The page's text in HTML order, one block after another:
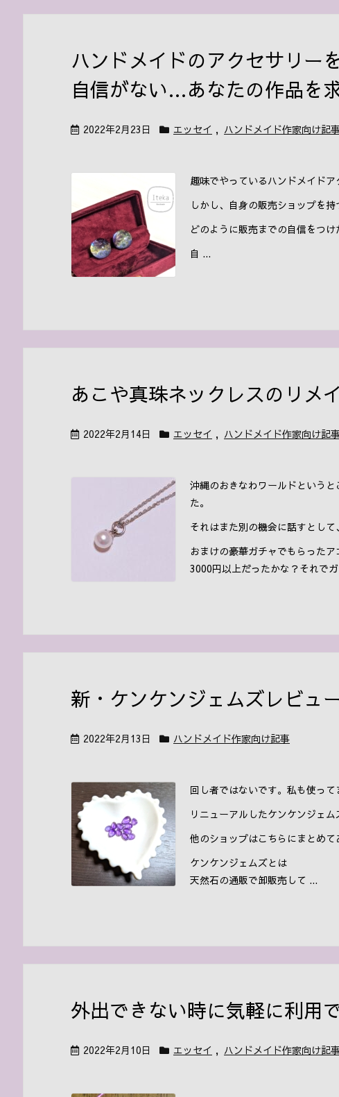
ハンドメイドのアクセサリー
自信がない…あなたの作品を
2022年2月23日 エッセイ , ハンドメイド作家向け記
趣味でやっているハンドメイド
しかし、自身の販売ショップを
どのように販売までの自信をつけ
自 ...
あこや真珠ネックレスのリメ
2022年2月14日 エッセイ , ハンドメイド作家向け記
沖縄のおきなわワールドという
た。
それはまた別の機会に話すとして
おまけの豪華ガチャでもらった
3000円以上だったかな？それで
新・ケンケンジェムズレビュ
2022年2月13日 ハンドメイド作家向け記事
回し者ではないです。私も使って
リニューアルしたケンケンジェ
他のショップはこちらにまとめて
ケンケンジェムズとは
天然石の通販で卸販売して ...
外出できない時に気軽に利用
2022年2月10日 エッセイ , ハンドメイド作家向け記